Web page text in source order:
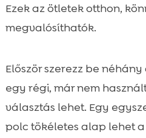
Ezek az ötletek otthon,
megvalósíthatók.
Először szerezz be
egy régi, már nem
választás lehet. Egy
polc tökéletes alap lehet